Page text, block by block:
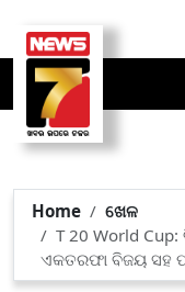
Home
ଖେଳ
T 20 World
ଏକତରଫା ବିଜୟ ସହ